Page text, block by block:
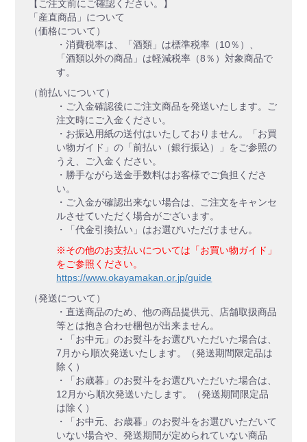
【ご注文前にご確認ください。】
「産直商品」について
（価格について）
・消費税率は、「酒類」は標準税率（10％）、
「酒類以外の商品」は軽減税率（8％）対象商品で
す。
（前払いについて）
・ご入金確認後にご注文商品を発送いたします。ご
注文時にご入金ください。
・お振込用紙の送付はいたしておりません。「お買
い物ガイド」の「前払い（銀行振込）」をご参照の
うえ、ご入金ください。
・勝手ながら送金手数料はお客様でご負担くださ
い。
・ご入金が確認出来ない場合は、ご注文をキャンセ
ルさせていただく場合がございます。
・「代金引換払い」はお選びいただけません。
※その他のお支払いについては「お買い物ガイド」
をご参照ください。
https://www.okayamakan.or.jp/guide
（発送について）
・直送商品のため、他の商品提供元、店舗取扱商品
等とは抱き合わせ梱包が出来ません。
・「お中元」のお熨斗をお選びいただいた場合は、
7月から順次発送いたします。（発送期間限定品は
除く）
・「お歳暮」のお熨斗をお選びいただいた場合は、
12月から順次発送いたします。（発送期間限定品
は除く）
・「お中元、お歳暮」のお熨斗をお選びいただいて
いない場合や、発送期間が定められていない商品